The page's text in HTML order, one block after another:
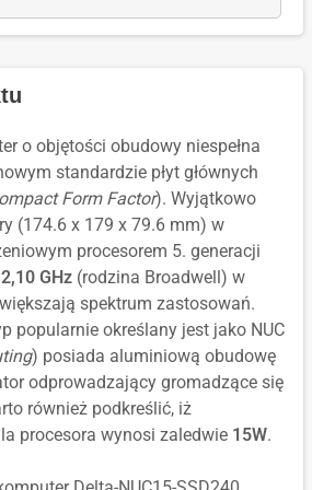
10544
LTSC
2021
LTSC
2019
Value
MultiLanguage
o objętości obudowy niespełna
standardzie płyt głównych
Form Factor). Wyjątkowo
(174.6 x 179 x 79.6 mm) w
procesorem 5. generacji
GHz (rodzina Broadwell) w
spektrum zastosowań.
popularnie określany jest jako NUC
) posiada aluminiową obudowę
odprowadzający gromadzące się
również podkreślić, iż
procesora wynosi zaledwie 15W.